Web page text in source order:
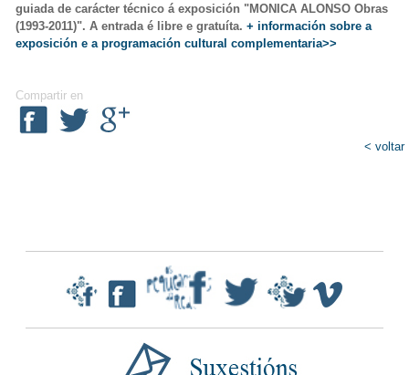
guiada de carácter técnico á exposición "MONICA ALONSO Obras
(1993-2011)". A entrada é libre e gratuíta.+ información sobre a
exposición e a programación cultural complementaria>>
Compartir en
< voltar